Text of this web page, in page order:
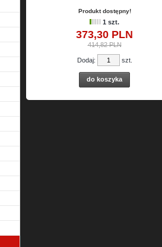
Produkt dostępny!
1 szt.
373,30 PLN
414,82 PLN
Dodaj: szt.
do koszyka